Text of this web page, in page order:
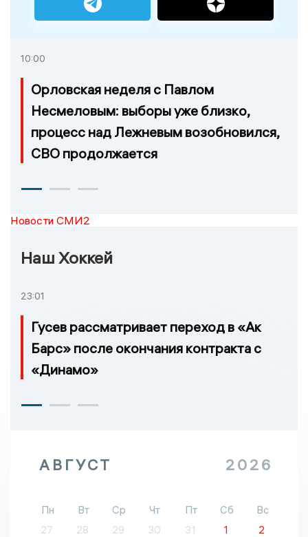
10:00
Орловская неделя с Павлом
Несмеловым: выборы уже близко,
процесс над Лежневым возобновился,
СВО продолжается
Новости СМИ2
Наш Хоккей
23:01
Гусев рассматривает переход в «Ак
Барс» после окончания контракта с
«Динамо»
АВГУСТ 2026
Пн Вт Ср Чт Пт Сб
Вс
27
28 29 30 31 1
2